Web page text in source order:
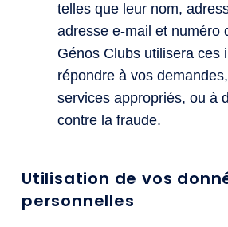
telles que leur nom,
adresse e-mail et numéro
Génos Clubs utilisera ces
répondre à vos
services appropriés, ou à
contre la fraude.
Utilisation de vos
personnelles